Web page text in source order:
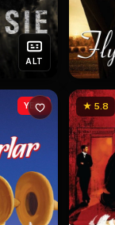
ALT
YENİ ★ 5.8